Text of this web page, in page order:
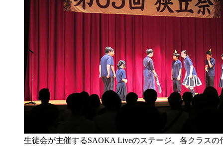
生徒会が主催するSAOKA Liveのステージ。各クラスの